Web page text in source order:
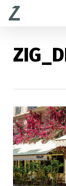
Skip
content